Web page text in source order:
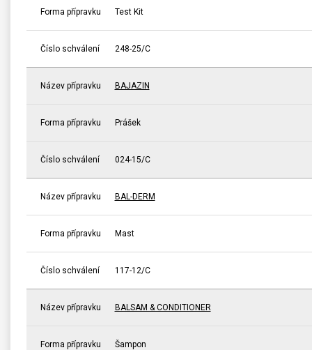
Forma přípravku Test Kit
Číslo schválení 248-25/C
Název přípravku BAJAZIN
Forma přípravku Prášek
Číslo schválení 024-15/C
Název přípravku BAL-DERM
Forma přípravku Mast
Číslo schválení 117-12/C
Název přípravku BALSAM & CONDITIONER
Forma přípravku Šampon